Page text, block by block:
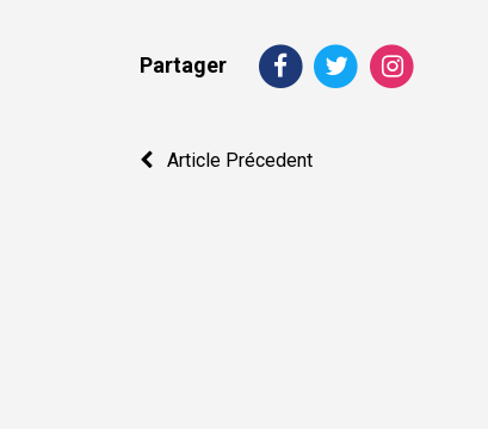
Partager
Navigation
Article Précedent